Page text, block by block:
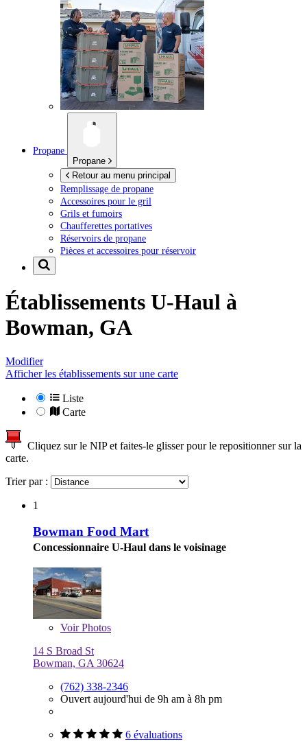
Propane
Propane
Retour au menu principal
Remplissage de propane
Accessoires pour le gril
Grils et fumoirs
Chaufferettes portatives
Réservoirs de propane
Pièces et accessoires pour réservoir
Établissements U-Haul à
Bowman, GA
Modifier
Afficher les établissements sur une carte
Liste
Carte
Cliquez sur le NIP et faites-le glisser pour le repositionner sur la
carte.
Trier par :
1
Bowman Food Mart
Concessionnaire U-Haul dans le voisinage
VoirPhotos
14 S Broad St
Bowman, GA 30624
(762) 338-2346
Ouvert aujourd'hui de 9h am à 8h pm
6 évaluations